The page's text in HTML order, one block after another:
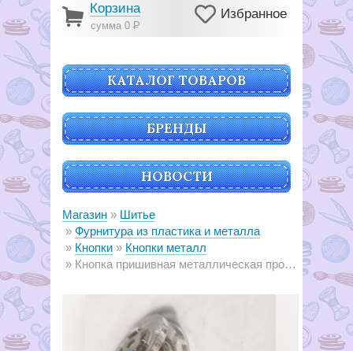
Корзина
сумма 0Р
Избранное
КАТАЛОГ ТОВАРОВ
БРЕНДЫ
НОВОСТИ
Магазин
Шитье
Фурнитура из пластика и металла
Кнопки
Кнопки металл
Кнопка пришивная металлическая прозрачная, 17мм Б124